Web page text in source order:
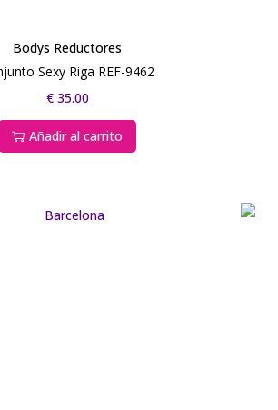
Bodys Reductores
Sexy Riga REF-9462
€35.00
Añadir al carrito